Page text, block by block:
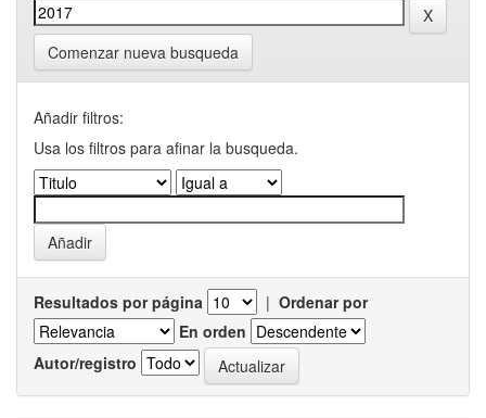
Comenzar nueva busqueda
Añadir filtros:
Usa los filtros para afinar la busqueda.
Resultados por página | Ordenar por
En orden
Autor/registro